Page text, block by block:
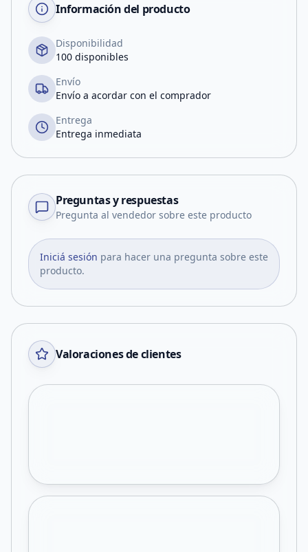
Información del producto
Disponibilidad
100 disponibles
Envío
Envío a acordar con el comprador
Entrega
Entrega inmediata
Preguntas y respuestas
Pregunta al vendedor sobre este producto
Iniciá sesión para hacer una pregunta sobre este
producto.
Valoraciones de clientes